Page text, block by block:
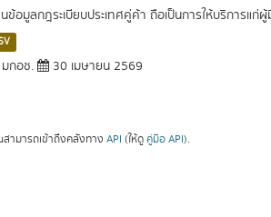
ข้อมูลกฎระเบียบประเทศคู่ค้า ถือเป็นการให้บริการแ
มกอช. 30 เมษายน 2569
ามารถเข้าถึงคลังทาง API (ให้ดู คู่มือ API).